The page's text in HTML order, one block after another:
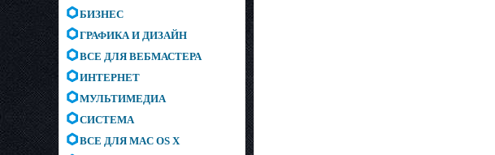
БИЗНЕС
ГРАФИКА И ДИЗАЙН
ВСЕ ДЛЯ ВЕБМАСТЕРА
ИНТЕРНЕТ
МУЛЬТИМЕДИА
СИСТЕМА
ВСЕ ДЛЯ MAC OS X